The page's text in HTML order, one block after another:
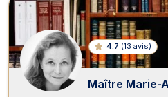
4.7 (13 avis)
Maître Marie-